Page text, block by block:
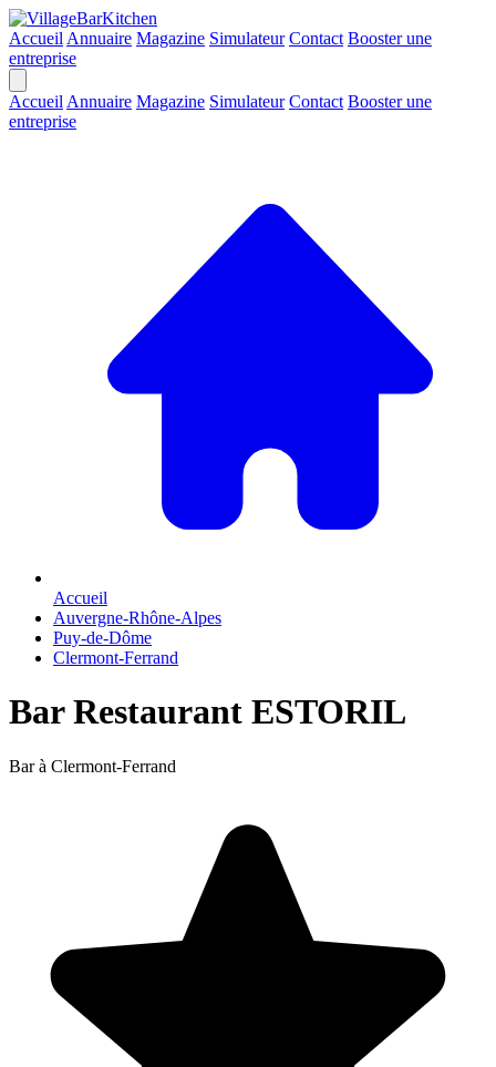
Accueil Annuaire Magazine Simulateur Contact Booster une
entreprise
Accueil Annuaire Magazine Simulateur Contact Booster une
entreprise
Accueil
Auvergne-Rhône-Alpes
Puy-de-Dôme
Clermont-Ferrand
Bar Restaurant ESTORIL
Bar à Clermont-Ferrand